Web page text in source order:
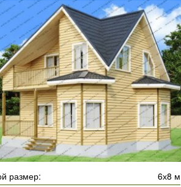
размер:
6х8 м